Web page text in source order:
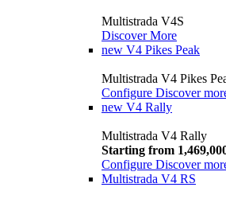
Multistrada V4S
Discover More
new V4 Pikes Peak
Multistrada V4 Pikes
Configure Discover
new V4 Rally
Multistrada V4 Rally
Starting from
Configure Discover
Multistrada V4 RS